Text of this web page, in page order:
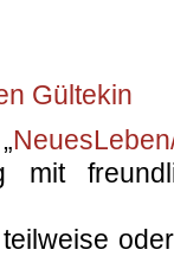
Gültekin
mit